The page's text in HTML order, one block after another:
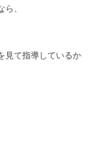
、
見て指導しているか